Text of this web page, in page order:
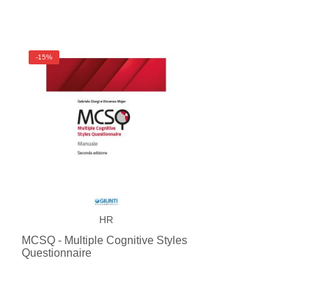
HR
-15%
MCSQ - Multiple Cognitive Styles
Questionnaire